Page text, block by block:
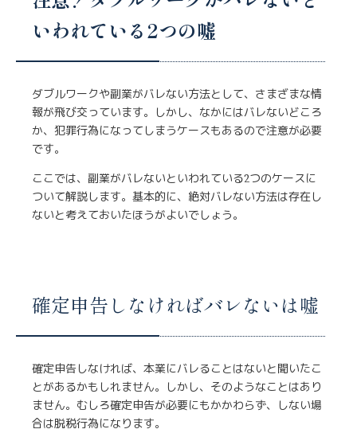
いわれている2つの嘘
ダブルワークや副業がバレない方法として、さまざまな情
報が飛び交っています。しかし、なかにはバレないどころ
か、犯罪行為になってしまうケースもあるので注意が必要
です。
ここでは、副業がバレないといわれている2つのケースに
ついて解説します。基本的に、絶対バレない方法は存在し
ないと考えておいたほうがよいでしょう。
確定申告しなければバレないは嘘
確定申告しなければ、本業にバレることはないと聞いたこ
とがあるかもしれません。しかし、そのようなことはあり
ません。むしろ確定申告が必要にもかかわらず、しない場
合は脱税行為になります。